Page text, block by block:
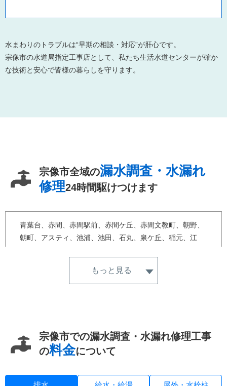
水まわりのトラブルは“早期の相談・対応”が肝心です。
宗像市の水道局指定工事店として、私たち生活水道センターが確か
な技術と安心で皆様の暮らしを守ります。
宗像市全域の漏水調査・水漏れ
修理24時間駆けつけます
青葉台、赤間、赤間駅前、赤間ケ丘、赤間文教町、朝野、
朝町、アスティ、池浦、池田、石丸、泉ケ丘、稲元、江
神湊、広陵台、栄町、桜、三郎丸、地島、自由ケ丘、自由
田、冨地原、曲（２５、３５）、曲（その他）、三倉、光
岡、緑町、宮田、牟田尻、村山田、用山、山田、吉田、吉
もっと見る
宗像市での漏水調査・水漏れ修理工事
の料金について